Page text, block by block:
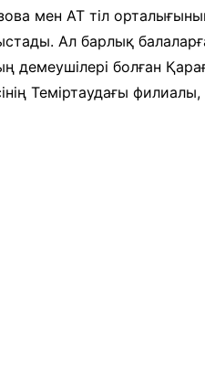
мен АТ тіл
Ал барлық
демеушілері болған
Теміртаудағы